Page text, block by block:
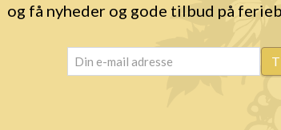
og få nyheder og gode tilbud på
email (Påkrævet)